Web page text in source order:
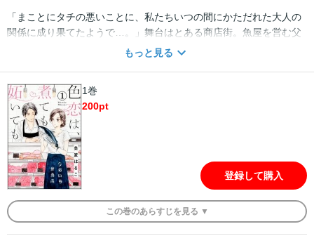
「まことにタチの悪いことに、私たちいつの間にかただれた大人の
関係に成り果てたようで…。」舞台はとある商店街。魚屋を営む父
の手伝いをしている由香里は、斜め向かいに店を構える肉屋の完太
してきた。そして関係が進展しないまま大人になり、今度は体の関
係に!? 家業のことや結婚のこと、完太の本当の気持ち…などなど
目の前には由香里を悩ませる事案が盛りだくさん。『近距離』『腐
れ縁』毎日顔を合わせ、近すぎるがゆえ決着がつかないこの関係は
果たしてこの先どうなる!? ※この作品は「無敵恋愛S*girl Anette
Vol.43」に収録されております。重複購入にご注意下さい。
もっと見る
1巻
200pt
登録して購入
この巻のあらすじを 見る ▼